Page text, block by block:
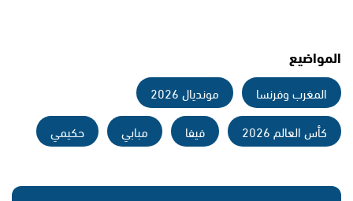
المواضيع
المغرب وفرنسا
مونديال 2026
كأس العالم 2026
فيفا مبابي حكيمي